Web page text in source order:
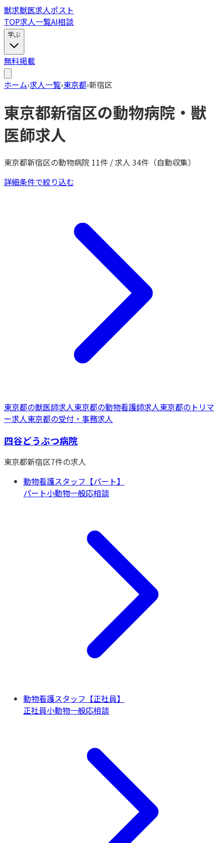
獣求獣医求人ポスト
TOP求人一覧AI相談
学ぶ
無料掲載
ホーム›求人一覧›東京都›新宿区
東京都新宿区の動物病院・獣
医師求人
東京都新宿区の動物病院 11件 / 求人 34件（自動収集）
詳細条件で絞り込む
東京都の獣医師求人東京都の動物看護師求人東京都の トリマ
ー求人東京都の受付・事務求人
四谷どうぶつ病院
東京都新宿区7件の求人
動物看護スタッフ【パート】
パート小動物一般応相談
動物看護スタッフ【正社員】
正社員小動物一般応相談